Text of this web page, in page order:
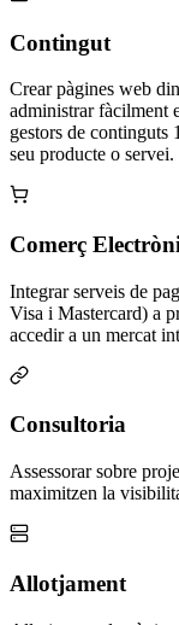
Contingut
Crear pàgines web
administrar fàcilment
gestors de continguts
seu producte o servei.
Comerç
Integrar serveis de
Visa i Mastercard) a
accedir a un mercat
Consultoria
Assessorar sobre
maximitzen la
Allotjament